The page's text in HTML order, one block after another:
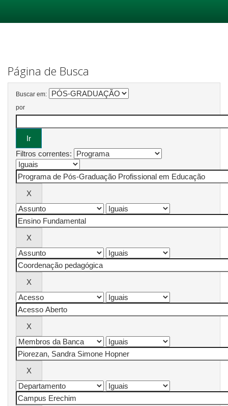
Página de Busca
Buscar em:
por
Filtros correntes: